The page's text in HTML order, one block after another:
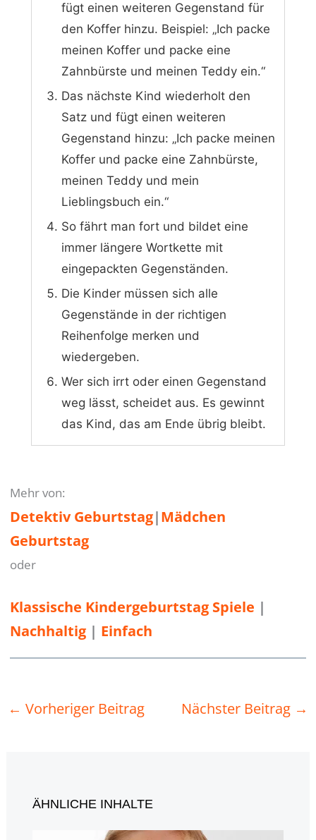
fügt einen weiteren Gegenstand für
den Koffer hinzu. Beispiel: „Ich packe
meinen Koffer und packe eine
Zahnbürste und meinen Teddy ein.“
Das nächste Kind wiederholt den
Satz und fügt einen weiteren
Gegenstand hinzu: „Ich packe meinen
Koffer und packe eine Zahnbürste,
meinen Teddy und mein
Lieblingsbuch ein.“
So fährt man fort und bildet eine
immer längere Wortkette mit
eingepackten Gegenständen.
Die Kinder müssen sich alle
Gegenstände in der richtigen
Reihenfolge merken und
wiedergeben.
Wer sich irrt oder einen Gegenstand
weg lässt, scheidet aus. Es gewinnt
das Kind, das am Ende übrig bleibt.
Mehr von:
Detektiv Geburtstag|Mädchen
Geburtstag
oder
Klassische Kindergeburtstag Spiele
Nachhaltig | Einfach
← Vorheriger Beitrag Nächster Beitrag →
ÄHNLICHE INHALTE